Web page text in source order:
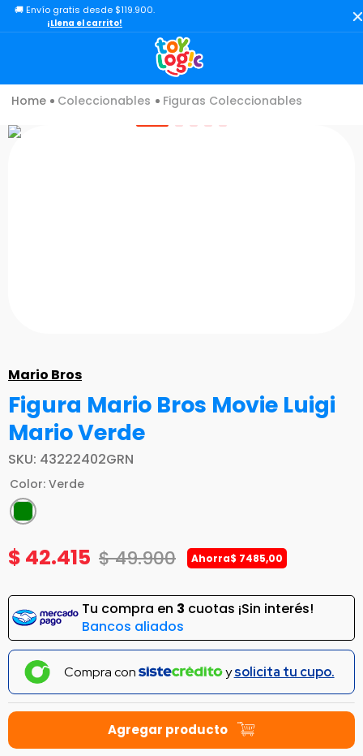
🚚 Envío gratis desde $119.900.
¡Llena el carrito!
Coleccionables Figuras Coleccionables
Mario Bros
Figura Mario Bros Movie Luigi
Mario Verde
SKU: 43222402GRN
Color: Verde
$ 42.415 $49.900 Ahorra$ 7485,00
Tu compra en 3 cuotas ¡Sin interés!
Bancos aliados
Compra con ysolicita tu cupo.
TÉRMINOS MÁS BUSCADOS
3.
carro
4